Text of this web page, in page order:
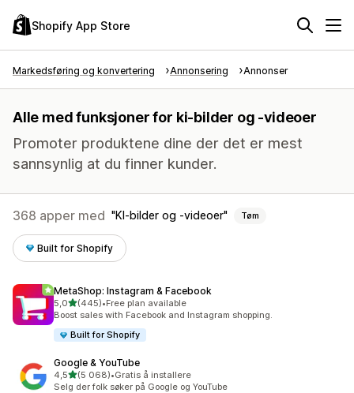
Shopify App Store
Markedsføring og konvertering Annonsering Annonser
Alle med funksjoner for ki-bilder og -videoer
Promoter produktene dine der det er mest
sannsynlig at du finner kunder.
368 apper med KI-bilder og -videoer Tøm
Built for Shopify
MetaShop: Instagram & Facebook
5,0av 5 stjerner
(445)
Totalt 445 omtaler
•Free plan available
Boost sales with Facebook and Instagram shopping.
Built for Shopify
Google & YouTube
4,5av 5 stjerner
(5 068)
Totalt 5068 omtaler
•Gratis å installere
Selg der folk søker på Google og YouTube